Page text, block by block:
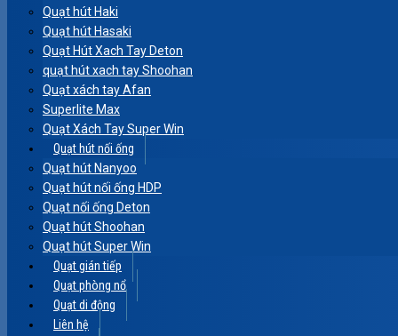
Quạt hút Haki
Quạt hút Hasaki
Quạt Hút Xach Tay Deton
quạt hút xach tay Shoohan
Quạt xách tay Afan
Superlite Max
Quạt Xách Tay Super Win
Quạt hút nối ống
Quạt hút Nanyoo
Quạt hút nối ống HDP
Quạt nối ống Deton
Quạt hút Shoohan
Quạt hút Super Win
Quạt gián tiếp
Quạt phòng nổ
Quạt di động
Liên hệ